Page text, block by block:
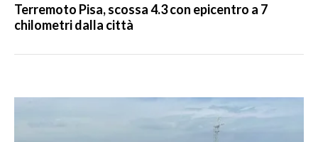
Terremoto Pisa, scossa 4.3 con epicentro a 7
chilometri dalla città